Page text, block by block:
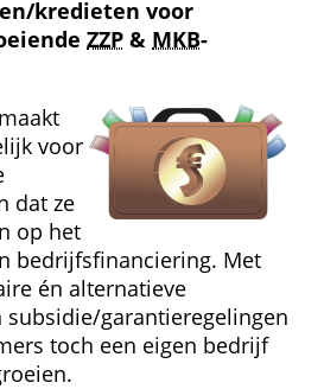
kredieten voor
ZZP & MKB-
voor
dat ze
op het
bedrijfs­financiering. Met
én alternatieve
garantie­regelingen
toch een eigen bedrijf